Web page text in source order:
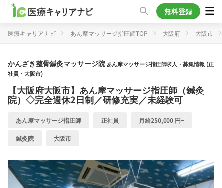
無料登録
医療キャリアナビ あん摩マッサージ指圧師TOP 大阪府 大阪市
かんざき整骨鍼灸マッサージ院 あん摩マッサージ指圧師求人・募集情報 (正
社員・大阪市)
【大阪府大阪市】あん摩マッサージ指圧師（鍼灸
院）◇完全週休2日制／研修充実／未経験可
あん摩マッサージ指圧師 正社員 月給250,000 円~
鍼灸院 大阪市